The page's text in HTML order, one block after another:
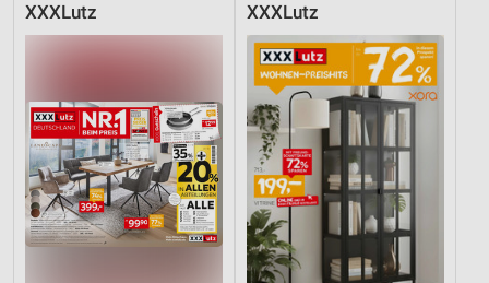
XXXLutz XXXLutz